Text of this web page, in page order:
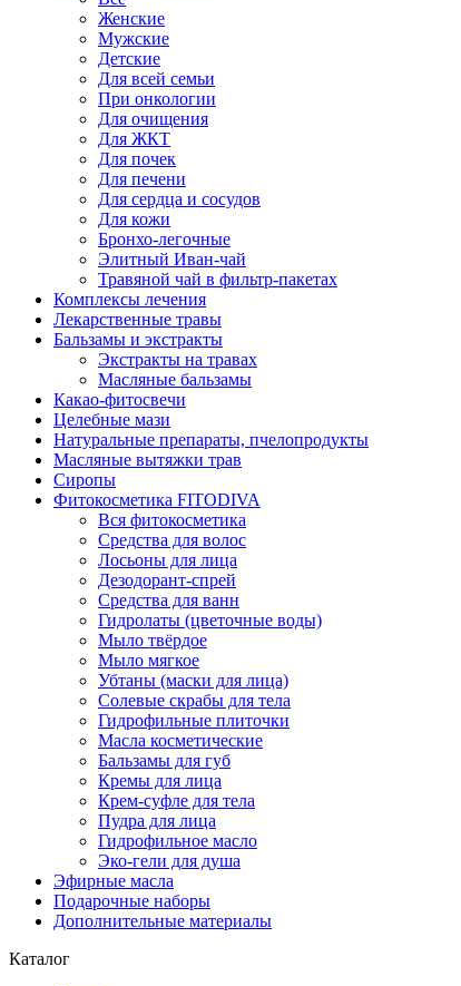
Женские
Мужские
Детские
Для всей семьи
При онкологии
Для очищения
Для ЖКТ
Для почек
Для печени
Для сердца и сосудов
Для кожи
Бронхо-легочные
Элитный Иван-чай
Травяной чай в фильтр-пакетах
Комплексы лечения
Лекарственные травы
Бальзамы и экстракты
Экстракты на травах
Масляные бальзамы
Какао-фитосвечи
Целебные мази
Натуральные препараты, пчелопродукты
Масляные вытяжки трав
Сиропы
Фитокосметика FITODIVA
Вся фитокосметика
Средства для волос
Лосьоны для лица
Дезодорант-спрей
Средства для ванн
Гидролаты (цветочные воды)
Мыло твёрдое
Мыло мягкое
Убтаны (маски для лица)
Солевые скрабы для тела
Гидрофильные плиточки
Масла косметические
Бальзамы для губ
Кремы для лица
Крем-суфле для тела
Пудра для лица
Гидрофильное масло
Эко-гели для душа
Эфирные масла
Подарочные наборы
Дополнительные материалы
Каталог